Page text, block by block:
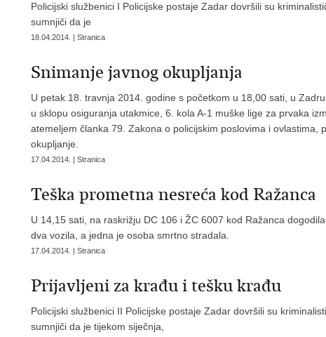
Policijski službenici I Policijske postaje Zadar dovršili su
sumnjiči da je
18.04.2014. | Stranica
Snimanje javnog okupljanja
U petak 18. travnja 2014. godine s početkom u 18,00 sati, u Zadru
u sklopu osiguranja utakmice, 6. kola A-1 muške lige za prvaka
atemeljem članka 79. Zakona o policijskim poslovima i ovlastima,
okupljanje.
17.04.2014. | Stranica
Teška prometna nesreća kod Ražanca
U 14,15 sati, na raskrižju DC 106 i ŽC 6007 kod Ražanca
dva vozila, a jedna je osoba smrtno stradala.
17.04.2014. | Stranica
Prijavljeni za krađu i tešku krađu
Policijski službenici II Policijske postaje Zadar dovršili su
sumnjiči da je tijekom siječnja,